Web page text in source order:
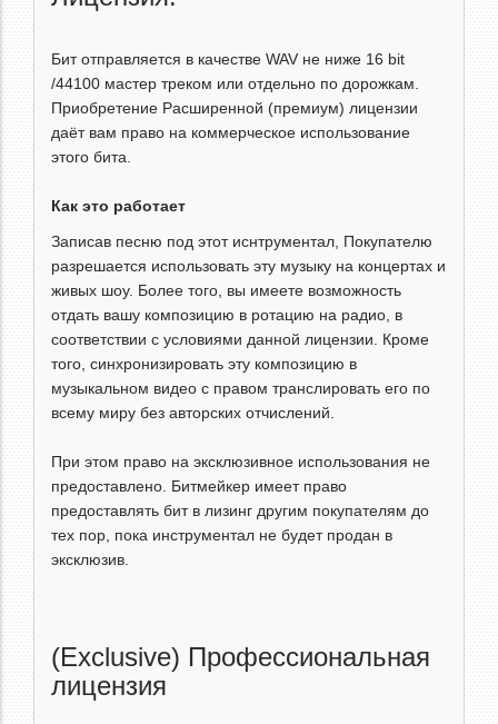
Бит отправляется в качестве WAV не ниже 16 bit
/44100 мастер треком или отдельно по дорожкам.
Приобретение Расширенной (премиум) лицензии
даёт вам право на коммерческое использование
этого бита.
Как это работает
Записав песню под этот иснтрументал, Покупателю
разрешается использовать эту музыку на концертах и
живых шоу. Более того, вы имеете возможность
отдать вашу композицию в ротацию на радио, в
соответствии с условиями данной лицензии. Кроме
того, синхронизировать эту композицию в
музыкальном видео с правом транслировать его по
всему миру без авторских отчислений.
При этом право на эксклюзивное использования не
предоставлено. Битмейкер имеет право
предоставлять бит в лизинг другим покупателям до
тех пор, пока инструментал не будет продан в
эксклюзив.
(Exclusive) Профессиональная
лицензия